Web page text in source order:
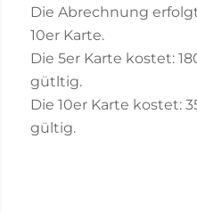
Die Abrechnung
10er Karte.
Die 5er Karte kostet:
gütltig.
Die 10er Karte kostet:
gültig.